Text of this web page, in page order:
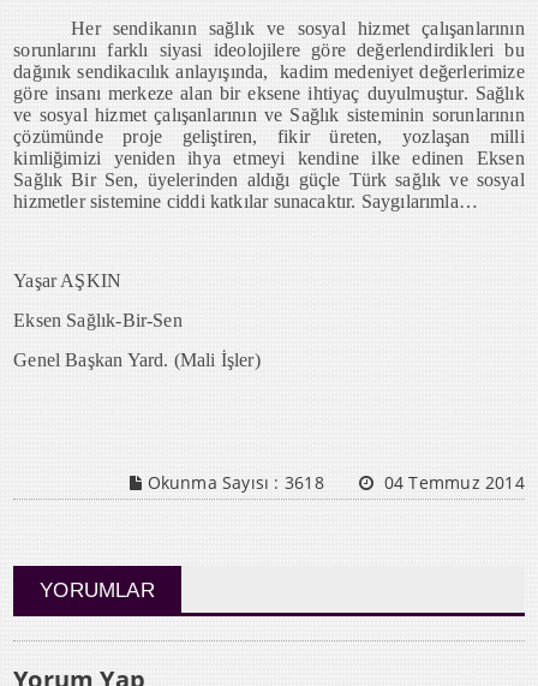
Her sendikanın sağlık ve sosyal hizmet çalışanlarının
sorunlarını farklı siyasi ideolojilere göre değerlendirdikleri bu
dağınık sendikacılık anlayışında, kadim medeniyet değerlerimize
göre insanı merkeze alan bir eksene ihtiyaç duyulmuştur. Sağlık
ve sosyal hizmet çalışanlarının ve Sağlık sisteminin sorunlarının
çözümünde proje geliştiren, fikir üreten, yozlaşan milli
kimliğimizi yeniden ihya etmeyi kendine ilke edinen Eksen
Sağlık Bir Sen, üyelerinden aldığı güçle Türk sağlık ve sosyal
hizmetler sistemine ciddi katkılar sunacaktır. Saygılarımla…
Yaşar AŞKIN
Eksen Sağlık-Bir-Sen
Genel Başkan Yard. (Mali İşler)
Okunma Sayısı : 3618 04 Temmuz 2014
YORUMLAR
Yorum Yap